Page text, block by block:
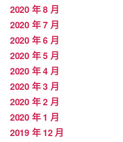
2020 年 8 月
2020 年 7 月
2020 年 6 月
2020 年 5 月
2020 年 4 月
2020 年 3 月
2020 年 2 月
2020 年 1 月
2019 年 12 月